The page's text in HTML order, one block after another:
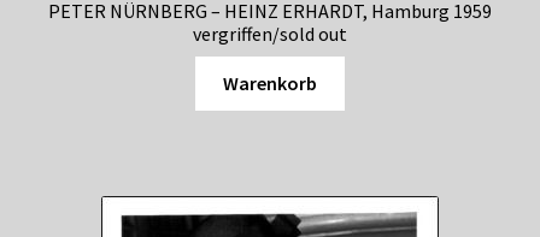
PETER NÜRNBERG – HEINZ ERHARDT, Hamburg 1959
vergriffen/sold out
Warenkorb